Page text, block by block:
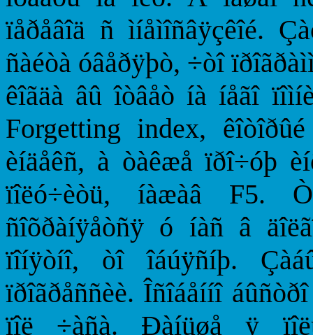
ïåðåâîä ñ ìíåìîñâÿçêîé.
ñàéòà óâåðÿþò, ÷òî
êîãäà âû îòâåò íà íåãî
Forgetting index,
èíäåêñ, à òàêæå ïðî÷óþ
ïîëó÷èòü, íàæàâ F5.
ñîõðàíÿåòñÿ ó íàñ â
ïîíÿòíî, òî îáúÿñíþ.
ïðîãðåññèè. Îñîáåííî
ïîë ÷àñà. Ðàíüøå ÿ